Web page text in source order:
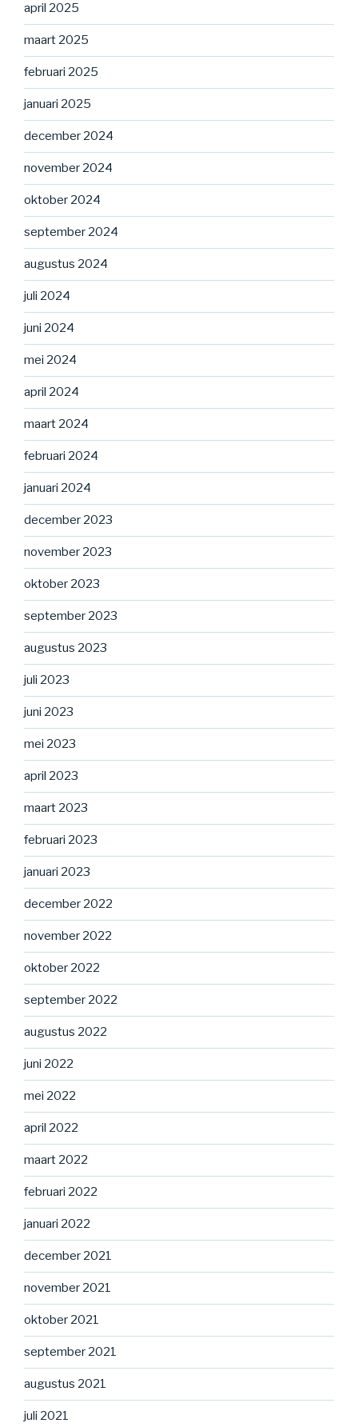
april 2025
maart 2025
februari 2025
januari 2025
december 2024
november 2024
oktober 2024
september 2024
augustus 2024
juli 2024
juni 2024
mei 2024
april 2024
maart 2024
februari 2024
januari 2024
december 2023
november 2023
oktober 2023
september 2023
augustus 2023
juli 2023
juni 2023
mei 2023
april 2023
maart 2023
februari 2023
januari 2023
december 2022
november 2022
oktober 2022
september 2022
augustus 2022
juni 2022
mei 2022
april 2022
maart 2022
februari 2022
januari 2022
december 2021
november 2021
oktober 2021
september 2021
augustus 2021
juli 2021